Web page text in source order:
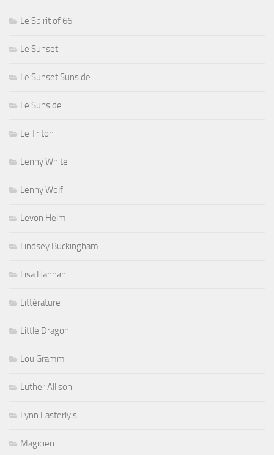
Le Spirit of 66
Le Sunset
Le Sunset Sunside
Le Sunside
Le Triton
Lenny White
Lenny Wolf
Levon Helm
Lindsey Buckingham
Lisa Hannah
Littérature
Little Dragon
Lou Gramm
Luther Allison
Lynn Easterly's
Magicien